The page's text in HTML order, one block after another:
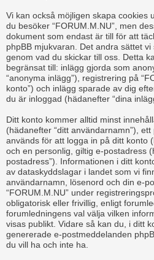
Vi kan också möjligen skapa cookies
du besöker “FORUM.M.NU”, men
dokument som endast är till för att
phpBB mjukvaran. Det andra sättet
genom vad du skickar till oss. Detta
begränsat till: inlägg gjorda som
“anonyma inlägg”), registrering på
konto”) och inlägg sparade av dig
du är inloggad (hädanefter “dina
Ditt konto kommer alltid minst
(hädanefter “ditt användarnamn”),
används för att logga in på ditt konto
och en personlig, giltig e-postadress
postadress”). Informationen i ditt
av dataskyddslagar i landet som vi
användarnamn, lösenord och din e-
“FORUM.M.NU” under
obligatorisk eller frivillig, enligt
forumledningens val välja vilken
visas publikt. Vidare så kan du, i ditt
genererade e-postmeddelanden
du vill ha och inte ha.